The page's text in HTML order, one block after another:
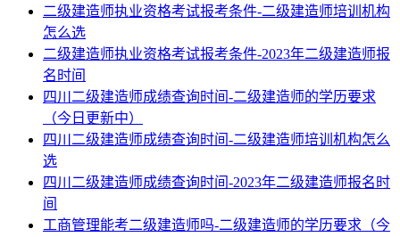
二级建造师执业资格考试报考条件-二级建造师培训机构
怎么选
二级建造师执业资格考试报考条件-2023年二级建造师报
名时间
四川二级建造师成绩查询时间-二级建造师的学历要求
（今日更新中）
四川二级建造师成绩查询时间-二级建造师培训机构怎么
选
四川二级建造师成绩查询时间-2023年二级建造师报名时
间
工商管理能考二级建造师吗-二级建造师的学历要求（今